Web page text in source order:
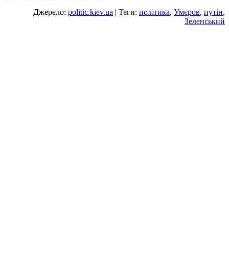
Джерело: politic.kiev.ua | Теги: політика, Умєров, путін,
Зеленський